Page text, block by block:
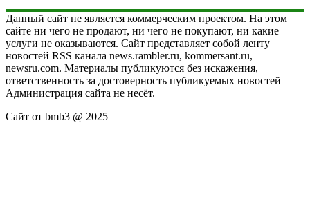
Данный сайт не является коммерческим проектом. На этом
сайте ни чего не продают, ни чего не покупают, ни какие
услуги не оказываются. Сайт представляет собой ленту
новостей RSS канала news.rambler.ru, kommersant.ru,
newsru.com. Материалы публикуются без искажения,
ответственность за достоверность публикуемых новостей
Администрация сайта не несёт.
Сайт от bmb3 @ 2025